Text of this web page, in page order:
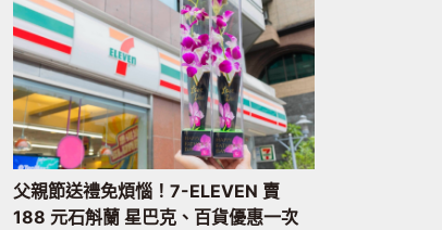
父親節送禮免煩惱！7-ELEVEN 賣
188 元石斛蘭 星巴克、百貨優惠一次